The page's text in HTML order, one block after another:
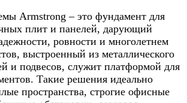
Armstrong – это фундамент для
плит и панелей, дарующий
ровности и многолетнем
выстроенный из металлического
и подвесов, служит платформой для
Такие решения идеально
пространства, строгие офисные